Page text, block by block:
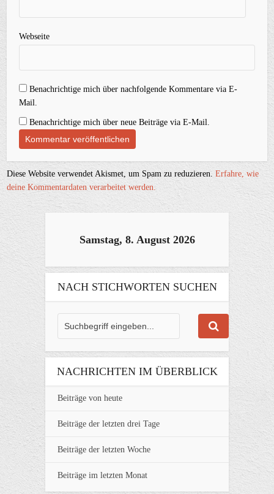
Webseite
Benachrichtige mich über nachfolgende Kommentare via E-
Mail.
Benachrichtige mich über neue Beiträge via E-Mail.
Diese Website verwendet Akismet, um Spam zu reduzieren.Erfahre, wie
deine Kommentardaten verarbeitet werden.
Samstag, 8. August 2026
NACH STICHWORTEN SUCHEN
NACHRICHTEN IM ÜBERBLICK
Beiträge von heute
Beiträge der letzten drei Tage
Beiträge der letzten Woche
Beiträge im letzten Monat